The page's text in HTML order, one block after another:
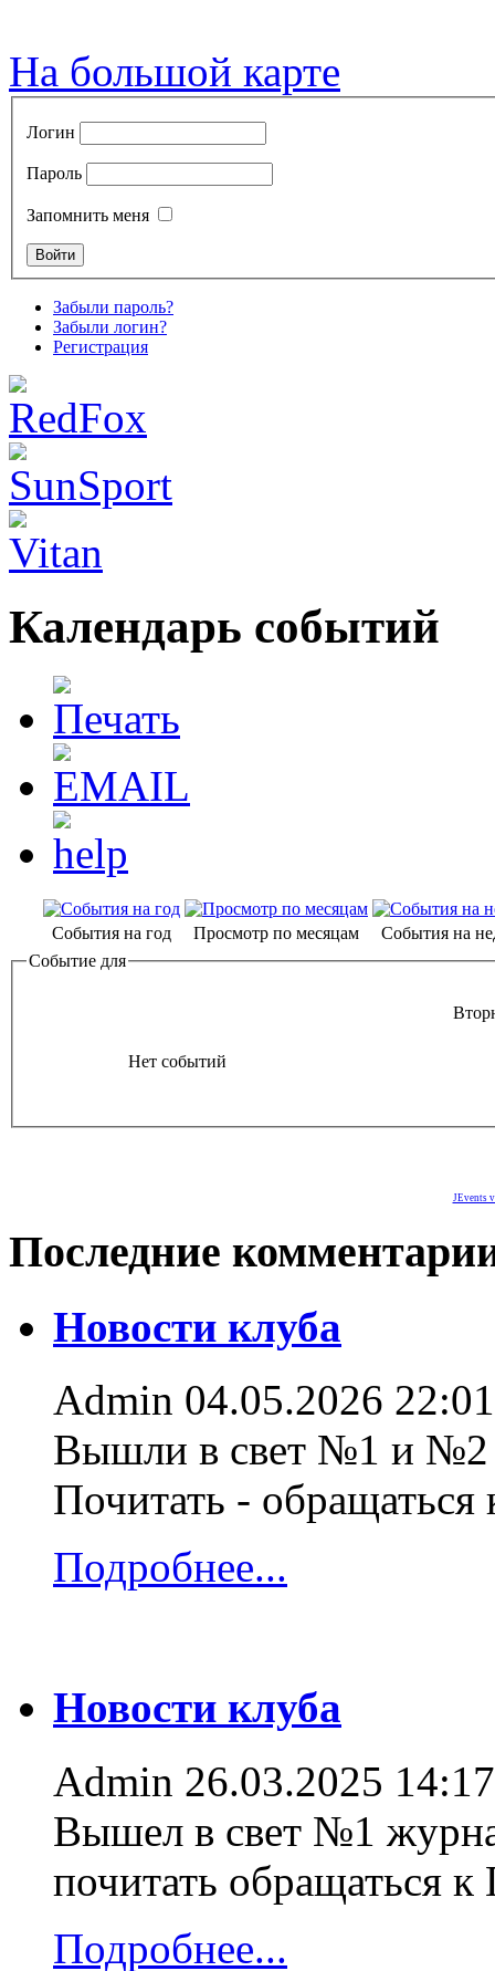
На большой карте
Логин
Пароль
Запомнить меня
Забыли пароль?
Забыли логин?
Регистрация
Календарь событий
События на год Просмотр по месяцам
События на
Событие для
Нет событий
JEvents
Последние
Новости клуба
Admin 04.05.2026 22:01
Вышли в свет №1 и №2
Почитать -
Подробнее...
Новости клуба
Admin 26.03.2025 14:17
Вышел в свет №1
почитать обращаться
Подробнее...